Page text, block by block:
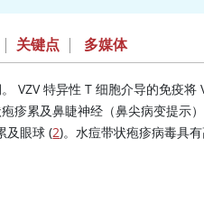
| 关键点 | 多媒体
VZV 特异性 T 细胞介导的免疫
疹累及鼻睫神经（鼻尖病变提示
及眼球 (2)。水痘带状疱疹病毒具